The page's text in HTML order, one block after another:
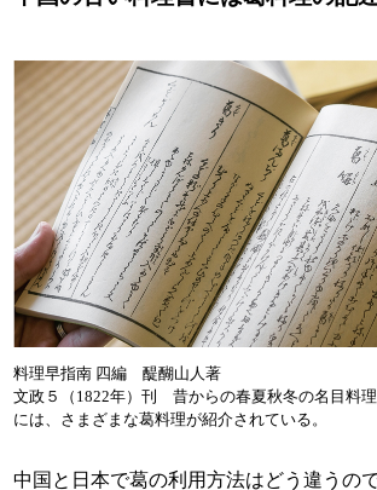
料理早指南 四編 醍醐山人著
文政５（1822年）刊 昔からの春夏秋冬の名目料理
には、さまざまな葛料理が紹介されている。
中国と日本で葛の利用方法はどう違うの